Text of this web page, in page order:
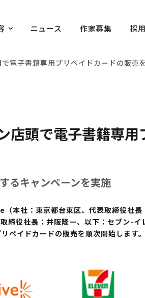
ニュース 作家募集 採
電子書籍専用プリペイドカードの販売
頭で電子書籍専用
るキャンペーンを実施
本社：東京都台東区、代表取締役社
締役社長：井阪隆一、以下：セブン-
イドカードの販売を順次開始します。